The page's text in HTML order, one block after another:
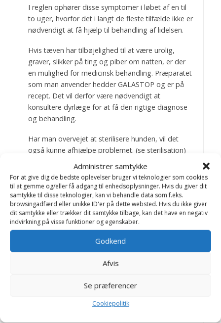
Administrer samtykke
For at give dig de bedste oplevelser bruger vi teknologier som cookies
til at gemme og/eller få adgang til enhedsoplysninger. Hvis du giver dit
samtykke til disse teknologier, kan vi behandle data som f.eks.
browsingadfærd eller unikke ID'er på dette websted. Hvis du ikke giver
dit samtykke eller trækker dit samtykke tilbage, kan det have en negativ
indvirkning på visse funktioner og egenskaber.
Godkend
Afvis
Se præferencer
Cookiepolitik
I reglen ophører disse symptomer i løbet af en til
to uger, hvorfor det i langt de fleste tilfælde ikke er
nødvendigt at få hjælp til behandling af lidelsen.
Hvis tæven har tilbøjelighed til at være urolig,
graver, slikker på ting og piber om natten, er der
en mulighed for medicinsk behandling. Præparatet
som man anvender hedder GALASTOP og er på
recept. Det vil derfor være nødvendigt at
konsultere dyrlæge for at få den rigtige diagnose
og behandling.
Har man overvejet at sterilisere hunden, vil det
også kunne afhjælpe problemet. (se sterilisation)
Bagom artiklerne
Birthe Valling & Jens
Bakkegaard
Dyrlæge Birthe Valling: Til dagligt
arbejder Birthe sammen med dygtige
kolleger på Helsinge Dyreklinik.
Jens Bakkegaard: Dyrlæge og leder af
Hestehospital. En travl hverdag med
mange spændende opgaver, -som
giver stof til artikler på Dyrlægevagten